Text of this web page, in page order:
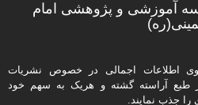
آموزشی و پژوهشی امام
اطلاعات اجمالی در خصوص نشریات
طبع آراسته گشته و هریک به سهم خود
را جذب نمایند.